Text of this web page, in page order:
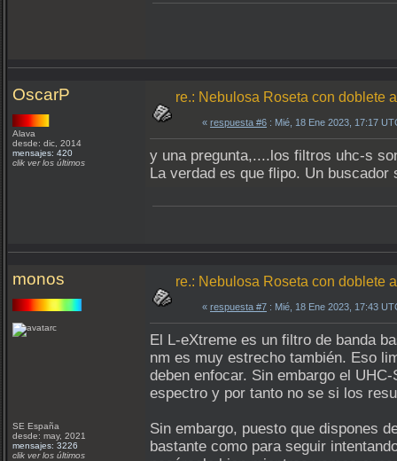
OscarP
Alava
desde: dic, 2014
mensajes: 420
clik ver los últimos
re.: Nebulosa Roseta con doblete
« respuesta #6 : Mié, 18 Ene 2023, 17:17
y una pregunta,....los filtros uhc-s
La verdad es que flipo. Un
monos
SE España
desde: may, 2021
mensajes: 3226
clik ver los últimos
re.: Nebulosa Roseta con doblete
« respuesta #7 : Mié, 18 Ene 2023, 17:43
El L-eXtreme es un filtro de banda
nm es muy estrecho también. Eso
deben enfocar. Sin embargo el
espectro y por tanto no se si los
Sin embargo, puesto que dispones
bastante como para seguir